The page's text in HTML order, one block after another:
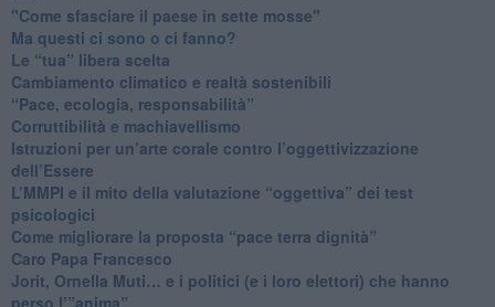
"Come sfasciare il paese in sette mosse"
​Ma questi ci sono o ci fanno?
​Le “tua” libera scelta
Cambiamento climatico e realtà sostenibili
“Pace, ecologia, responsabilità”
​Corruttibilità e machiavellismo
Istruzioni per un’arte corale contro l’oggettivizzazione
dell’Essere
​L’MMPI e il mito della valutazione “oggettiva” dei test
psicologici
Come migliorare la proposta “pace terra dignità”
Caro Papa Francesco
​Jorit, Ornella Muti… e i politici (e i loro elettori) che hanno
perso l’”anima”